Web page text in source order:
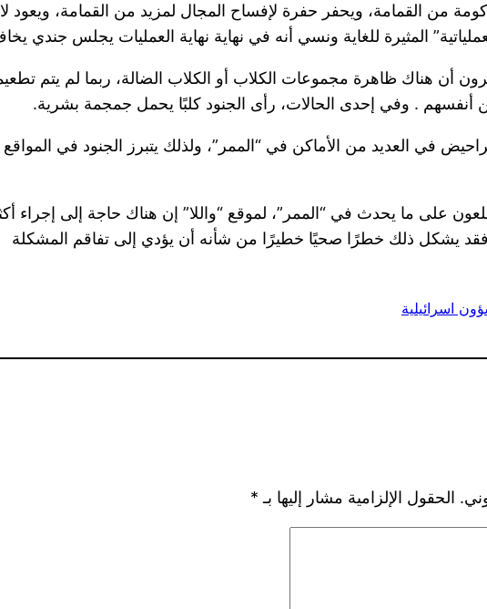
من القمامة، ويحفر حفرة لإفساح المجال لمزيد من القمامة، ويعود
المثيرة للغاية ونسي أنه في نهاية نهاية العمليات يجلس
أن هناك ظاهرة مجموعات الكلاب أو الكلاب الضالة، ربما لم يتم
أنفسهم . وفي إحدى الحالات، رأى الجنود كلبًا يحمل جمجمة بشرية.
في العديد من الأماكن في “الممر”، ولذلك يتبرز الجنود في
على ما يحدث في “الممر”، لموقع “واللا” إن هناك حاجة إلى إجراء
فقد يشكل ذلك خطرًا صحيًا خطيرًا من شأنه أن يؤدي إلى تفاقم المشكلة
اسرائيلية
الحقول الإلزامية مشار إليها بـ *